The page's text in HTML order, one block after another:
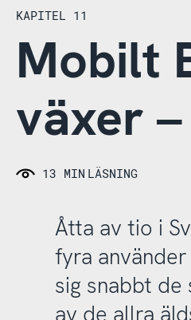
KAPITEL 11
Mobilt
växer
13 MIN LÄSNING
Åtta av tio i
fyra
sig snabbt de
av de allra